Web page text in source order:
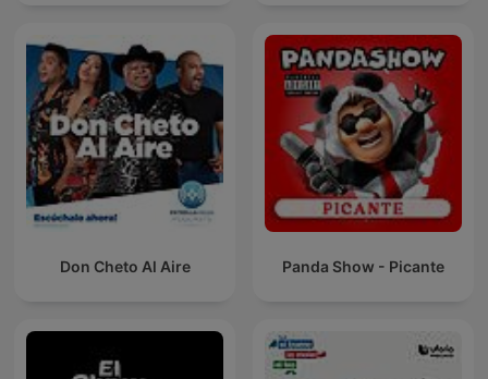
Don Cheto Al Aire Panda Show - Picante